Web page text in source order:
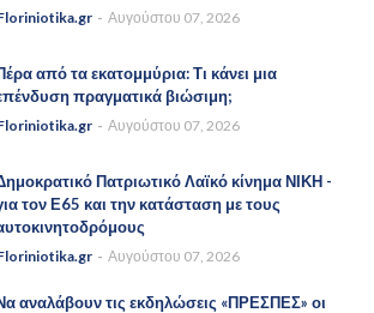
Αυγούστου 07, 2026
από τα εκατομμύρια: Τι κάνει μια
πραγματικά βιώσιμη;
Αυγούστου 07, 2026
Πατριωτικό Λαϊκό κίνημα ΝΙΚΗ -
τον Ε65 και την κατάσταση με τους
Αυγούστου 07, 2026
αναλάβουν τις εκδηλώσεις «ΠΡΕΣΠΕΣ» οι